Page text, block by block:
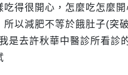
吃得很開心，怎麼吃怎麼開
所以減肥不等於餓肚子(突
是去許秋華中醫診所看診